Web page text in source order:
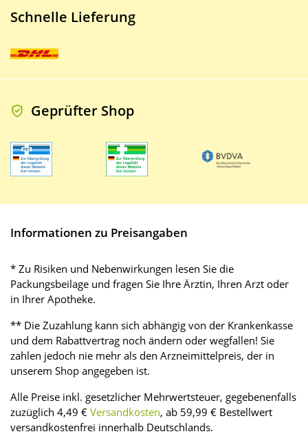
Schnelle Lieferung
Geprüfter Shop
Informationen zu Preisangaben
* Zu Risiken und Nebenwirkungen lesen Sie die
Packungsbeilage und fragen Sie Ihre Ärztin, Ihren Arzt oder
in Ihrer Apotheke.
** Die Zuzahlung kann sich abhängig von der Krankenkasse
und dem Rabattvertrag noch ändern oder wegfallen! Sie
zahlen jedoch nie mehr als den Arzneimittelpreis, der in
unserem Shop angegeben ist.
Alle Preise inkl. gesetzlicher Mehrwertsteuer, gegebenenfalls
zuzüglich 4,49 € Versandkosten, ab 59,99 € Bestellwert
versandkostenfrei innerhalb Deutschlands.